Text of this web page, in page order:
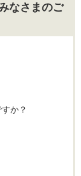
なさまのご
か？